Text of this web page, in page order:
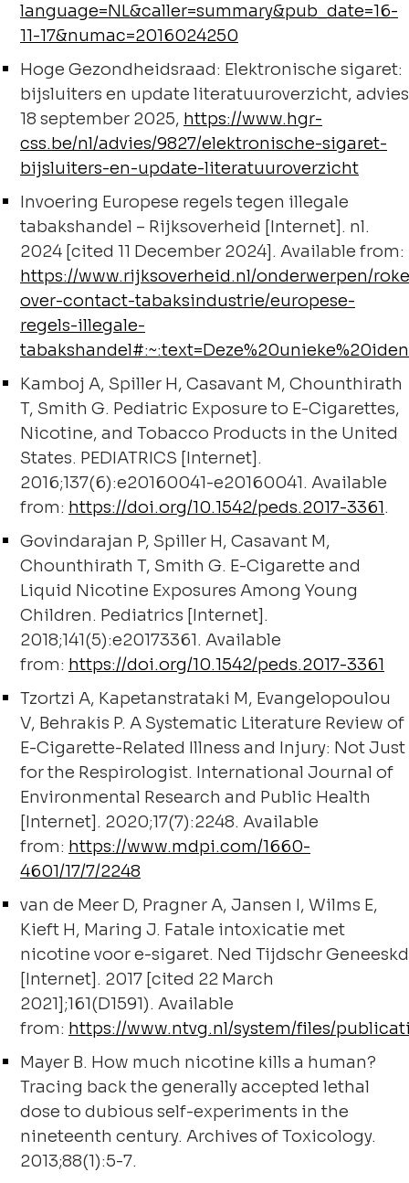
language=NL&caller=summary&pub_date=16-
11-17&numac=2016024250
Hoge Gezondheidsraad: Elektronische sigaret:
bijsluiters en update literatuuroverzicht, advies
18 september 2025, https://www.hgr-
css.be/nl/advies/9827/elektronische-sigaret-
bijsluiters-en-update-literatuuroverzicht
Invoering Europese regels tegen illegale
tabakshandel – Rijksoverheid [Internet]. nl.
2024 [cited 11 December 2024]. Available from:
https://www.rijksoverheid.nl/onderwerpen/
over-contact-tabaksindustrie/europese-
regels-illegale-
Kamboj A, Spiller H, Casavant M, Chounthirath
T, Smith G. Pediatric Exposure to E-Cigarettes,
Nicotine, and Tobacco Products in the United
States. PEDIATRICS [Internet].
2016;137(6):e20160041-e20160041. Available
from: https://doi.org/10.1542/peds.2017-3361.
Govindarajan P, Spiller H, Casavant M,
Chounthirath T, Smith G. E-Cigarette and
Liquid Nicotine Exposures Among Young
Children. Pediatrics [Internet].
2018;141(5):e20173361. Available
from: https://doi.org/10.1542/peds.2017-3361
Tzortzi A, Kapetanstrataki M, Evangelopoulou
V, Behrakis P. A Systematic Literature Review of
E-Cigarette-Related Illness and Injury: Not Just
for the Respirologist. International Journal of
Environmental Research and Public Health
[Internet]. 2020;17(7):2248. Available
from: https://www.mdpi.com/1660-
4601/17/7/2248
van de Meer D, Pragner A, Jansen I, Wilms E,
Kieft H, Maring J. Fatale intoxicatie met
nicotine voor e-sigaret. Ned Tijdschr Geneeskd
[Internet]. 2017 [cited 22 March
2021];161(D1591). Available
from: https://www.ntvg.nl/system/files/
Mayer B. How much nicotine kills a human?
Tracing back the generally accepted lethal
dose to dubious self-experiments in the
nineteenth century. Archives of Toxicology.
2013;88(1):5-7.